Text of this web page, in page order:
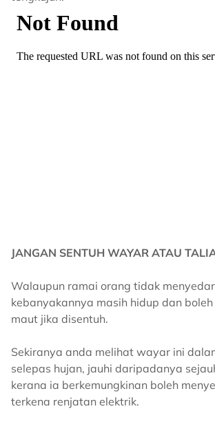
JANGAN SENTUH WAYAR ATAU
Walaupun ramai orang tidak
kebanyakannya masih hidup dan
maut jika disentuh.
Sekiranya anda melihat wayar ini
selepas hujan, jauhi daripadanya
kerana ia berkemungkinan boleh
terkena renjatan elektrik.